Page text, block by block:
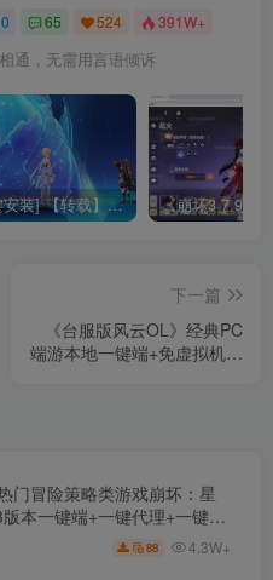
65 524 391W+
通，无需用言语倾诉
[一键安装] 【转载】原神3.4真端服务端+源码+配套客户端+详尽说明+GM工具+源码说明文件
下一篇
《台服版风云OL》经典PC
端游本地一键端+免虚拟机版
门冒险策略类游戏崩坏：星
本一键端+一键代理+一键启
88 4.3W+